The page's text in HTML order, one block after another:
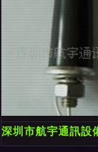
網 - 中國通信第
5G時代的主流_
深圳市航宇通訊設